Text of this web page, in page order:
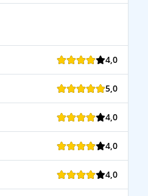
4,0
5,0
4,0
4,0
4,0